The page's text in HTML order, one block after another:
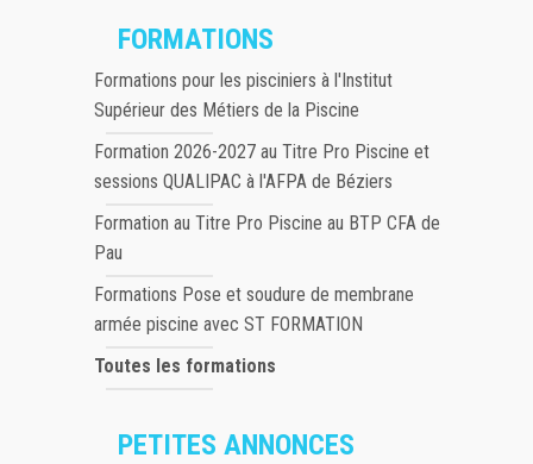
FORMATIONS
Formations pour les pisciniers à l'Institut
Supérieur des Métiers de la Piscine
Formation 2026-2027 au Titre Pro Piscine et
sessions QUALIPAC à l'AFPA de Béziers
Formation au Titre Pro Piscine au BTP CFA de
Pau
Formations Pose et soudure de membrane
armée piscine avec ST FORMATION
Toutes les formations
PETITES ANNONCES